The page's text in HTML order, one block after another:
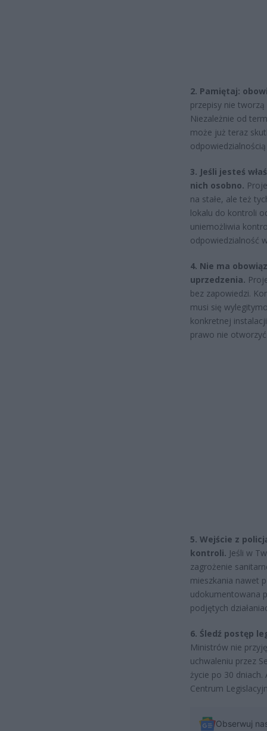
2. Pamiętaj:
przepisy nie
Niezależnie od
może już teraz
3. Jeśli jesteś
nich osobno.
na stałe, ale też
lokalu do kontroli
uniemożliwia
odpowiedzialność
4. Nie ma
uprzedzenia.
bez zapowiedzi.
musi się
konkretnej
prawo nie
5. Wejście z
kontroli. Jeśli w
zagrożenie
mieszkania nawet
udokumentowana
podjętych
6. Śledź postęp
Ministrów nie
uchwaleniu przez
życie po 30
Centrum
Obserwuj